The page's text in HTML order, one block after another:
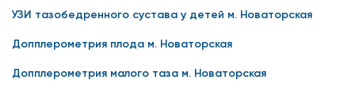
УЗИ тазобедренного сустава у детей м. Новаторская
Допплерометрия плода м. Новаторская
Допплерометрия малого таза м. Новаторская